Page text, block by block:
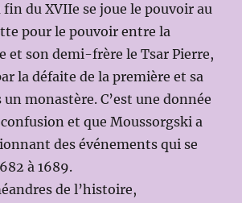
fin du XVIIe se joue le pouvoir au
pour le pouvoir entre la
et son demi-frère le Tsar Pierre,
la défaite de la première et sa
monastère. C’est une donnée
et que Moussorgski a
des événements qui se
à 1689.
de l’histoire,